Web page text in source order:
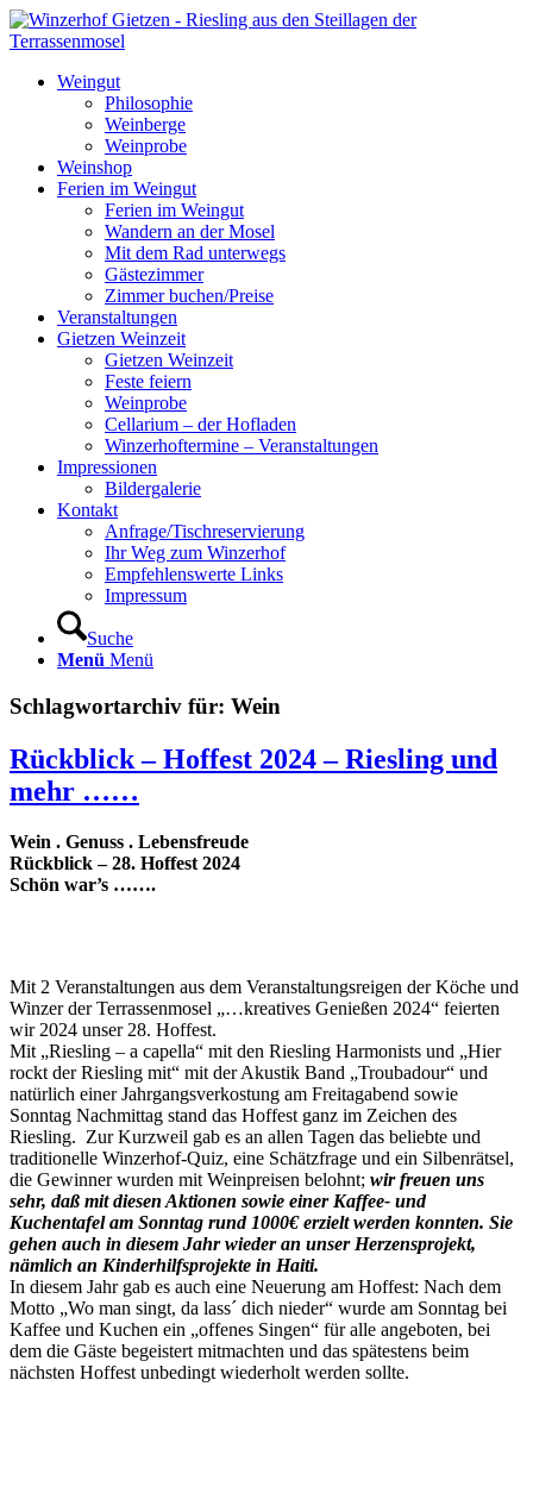
Weingut
Philosophie
Weinberge
Weinprobe
Weinshop
Ferien im Weingut
Ferien im Weingut
Wandern an der Mosel
Mit dem Rad unterwegs
Gästezimmer
Zimmer buchen/Preise
Veranstaltungen
Gietzen Weinzeit
Gietzen Weinzeit
Feste feiern
Weinprobe
Cellarium – der Hofladen
Winzerhoftermine – Veranstaltungen
Impressionen
Bildergalerie
Kontakt
Anfrage/Tischreservierung
Ihr Weg zum Winzerhof
Empfehlenswerte Links
Impressum
Suche
Menü Menü
Schlagwortarchiv für: Wein
Rückblick – Hoffest 2024 – Riesling und
mehr ……
Wein . Genuss . Lebensfreude
Rückblick – 28. Hoffest 2024
Schön war’s …….
Mit 2 Veranstaltungen aus dem Veranstaltungsreigen der Köche und
Winzer der Terrassenmosel „…kreatives Genießen 2024“ feierten
wir 2024 unser 28. Hoffest.
Mit „Riesling – a capella“ mit den Riesling Harmonists und „Hier
rockt der Riesling mit“ mit der Akustik Band „Troubadour“ und
natürlich einer Jahrgangsverkostung am Freitagabend sowie
Sonntag Nachmittag stand das Hoffest ganz im Zeichen des
Riesling. Zur Kurzweil gab es an allen Tagen das beliebte und
traditionelle Winzerhof-Quiz, eine Schätzfrage und ein Silbenrätsel,
die Gewinner wurden mit Weinpreisen belohnt; wir freuen uns
sehr, daß mit diesen Aktionen sowie einer Kaffee- und
Kuchentafel am Sonntag rund 1000€ erzielt werden konnten. Sie
gehen auch in diesem Jahr wieder an unser Herzensprojekt,
nämlich an Kinderhilfsprojekte in Haiti.
In diesem Jahr gab es auch eine Neuerung am Hoffest: Nach dem
Motto „Wo man singt, da lass´ dich nieder“ wurde am Sonntag bei
Kaffee und Kuchen ein „offenes Singen“ für alle angeboten, bei
dem die Gäste begeistert mitmachten und das spätestens beim
nächsten Hoffest unbedingt wiederholt werden sollte.